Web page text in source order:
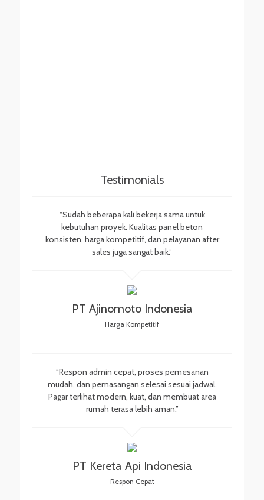
Testimonials
“Sudah beberapa kali bekerja sama untuk
kebutuhan proyek. Kualitas panel beton
konsisten, harga kompetitif, dan pelayanan after
sales juga sangat baik.”
PT Ajinomoto Indonesia
Harga Kompetitif
“Respon admin cepat, proses pemesanan
mudah, dan pemasangan selesai sesuai jadwal.
Pagar terlihat modern, kuat, dan membuat area
rumah terasa lebih aman.”
PT Kereta Api Indonesia
Respon Cepat